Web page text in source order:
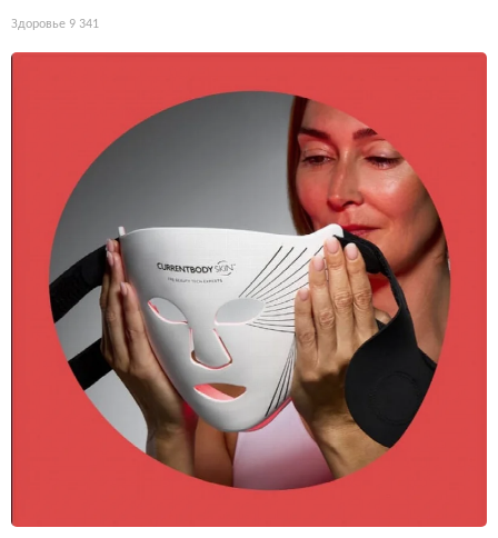
Здоровье 9 341